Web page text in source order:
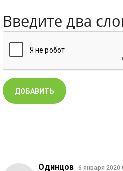
Введите два
Одинцов 6 января 2020